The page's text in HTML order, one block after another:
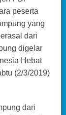
peserta
yang
dari
digelar
Hebat
(2/3/2019)
dari